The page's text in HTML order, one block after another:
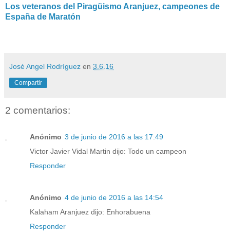
Los veteranos del Piragüismo Aranjuez, campeones de
España de Maratón
José Angel Rodríguez en 3.6.16
Compartir
2 comentarios:
Anónimo 3 de junio de 2016 a las 17:49
Victor Javier Vidal Martin dijo: Todo un campeon
Responder
Anónimo 4 de junio de 2016 a las 14:54
Kalaham Aranjuez dijo: Enhorabuena
Responder